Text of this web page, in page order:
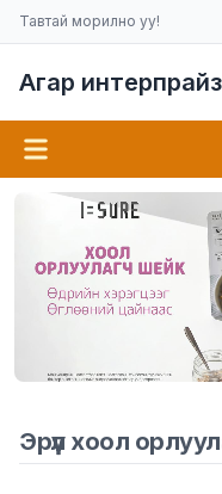
Тавтай морилно уу!
Агар интерпрайз
Эрүүл хоол